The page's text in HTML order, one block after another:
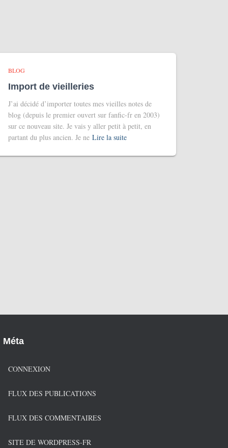
BLOG
Import de vieilleries
J’ai décidé d’importer toutes mes vieilles notes de
blog (depuis le premier ouvert sur fanfic-fr en 2003)
sur ce nouveau site. Je vais y aller petit à petit, en
partant du plus ancien. Je ne Lire la suite
Méta
CONNEXION
FLUX DES PUBLICATIONS
FLUX DES COMMENTAIRES
SITE DE WORDPRESS-FR